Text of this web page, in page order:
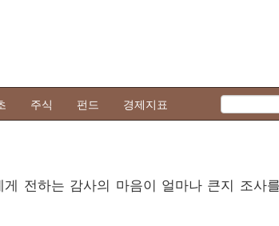
주식 펀드 경제지표
전하는 감사의 마음이 얼마나 큰지 조사